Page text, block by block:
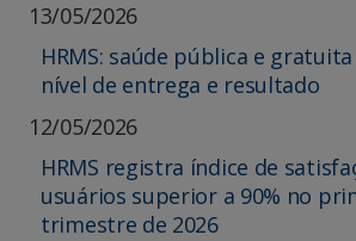
13/05/2026
HRMS: saúde pública e
nível de entrega e resultado
12/05/2026
HRMS registra índice de
usuários superior a 90% no
trimestre de 2026